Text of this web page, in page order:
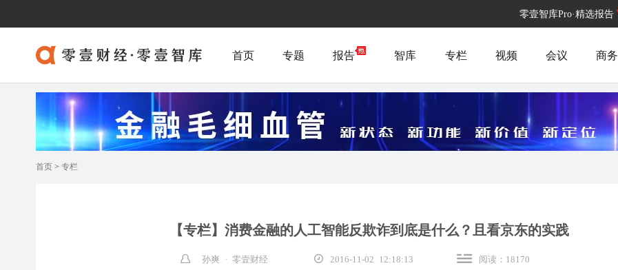
零壹智库Pro·精选报告
首页 专题 报告 智库 专栏 视频 会议 商务
首页 > 专栏
【专栏】消费金融的人工智能反欺诈到底是什么？且看京东的实践
孙爽 · 零壹财经 2016-11-02 12:18:13 阅读：18170